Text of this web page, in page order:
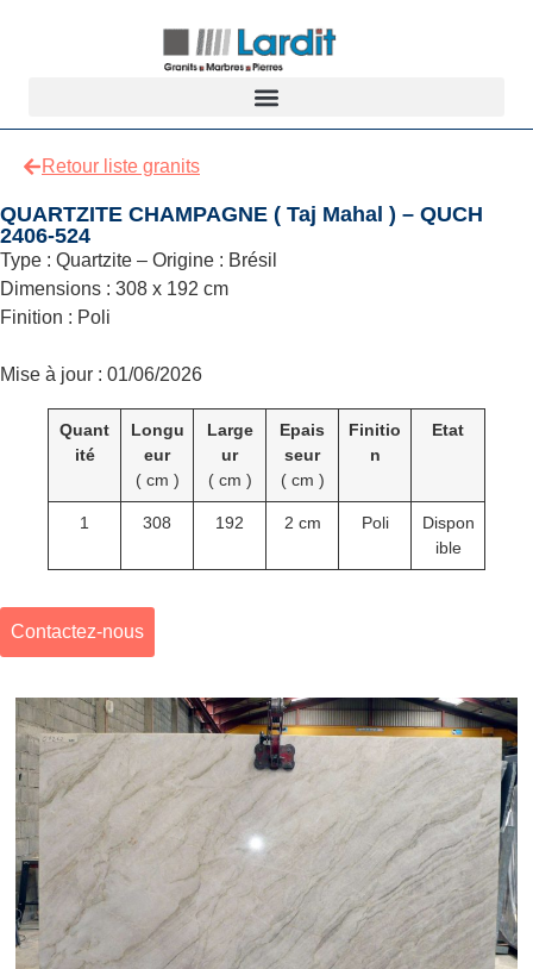
Retour liste granits
QUARTZITE CHAMPAGNE ( Taj Mahal ) – QUCH
2406-524
Type : Quartzite – Origine : Brésil
Dimensions : 308 x 192 cm
Finition : Poli
Mise à jour : 01/06/2026
Quant
ité
Longu
eur
( cm )
Large
ur
( cm )
Epais
seur
( cm )
Finitio
n
Etat
1 308 192 2 cm Poli
Dispon
ible
Contactez-nous